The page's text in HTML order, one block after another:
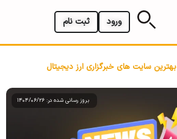
ثبت نام ورود
بهترین سایت های خبرگزاری ارز دیجیتال
بروز رسانی شده در: 1404/06/26